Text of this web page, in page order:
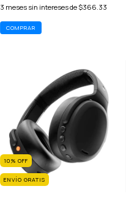
3 meses sin intereses de $366.33
10% OFF
ENVÍO GRATIS